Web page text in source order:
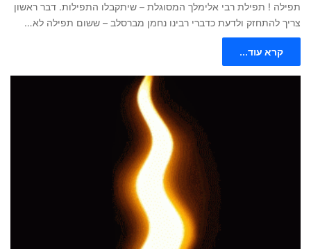
תפילה ! תפילת רבי אלימלך המסוגלת – שיתקבלו התפילות. דבר ראשון
צריך להתחזק ולדעת כדברי רבינו נחמן מברסלב – ששום תפילה לא…
קרא עוד...